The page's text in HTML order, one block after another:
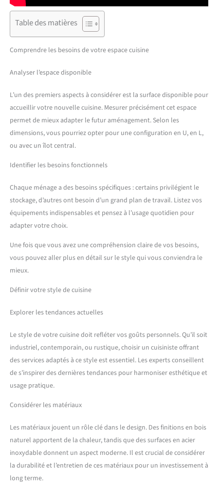
Table des matières
Comprendre les besoins de votre espace cuisine
Analyser l’espace disponible
L’un des premiers aspects à considérer est la surface disponible pour
accueillir votre nouvelle cuisine. Mesurer précisément cet espace
permet de mieux adapter le futur aménagement. Selon les
dimensions, vous pourriez opter pour une configuration en U, en L,
ou avec un îlot central.
Identifier les besoins fonctionnels
Chaque ménage a des besoins spécifiques : certains privilégient le
stockage, d’autres ont besoin d’un grand plan de travail. Listez vos
équipements indispensables et pensez à l’usage quotidien pour
adapter votre choix.
Une fois que vous avez une compréhension claire de vos besoins,
vous pouvez aller plus en détail sur le style qui vous conviendra le
mieux.
Définir votre style de cuisine
Explorer les tendances actuelles
Le style de votre cuisine doit refléter vos goûts personnels. Qu’il soit
industriel, contemporain, ou rustique, choisir un cuisiniste offrant
des services adaptés à ce style est essentiel. Les experts conseillent
de s’inspirer des dernières tendances pour harmoniser esthétique et
usage pratique.
Considérer les matériaux
Les matériaux jouent un rôle clé dans le design. Des finitions en bois
naturel apportent de la chaleur, tandis que des surfaces en acier
inoxydable donnent un aspect moderne. Il est crucial de considérer
la durabilité et l’entretien de ces matériaux pour un investissement à
long terme.